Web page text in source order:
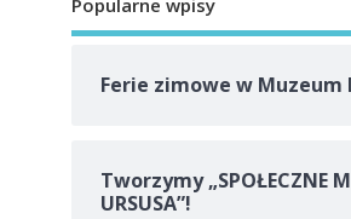
Ferie zimowe w Muzeum
Tworzymy „SPOŁECZNE
URSUSA”!